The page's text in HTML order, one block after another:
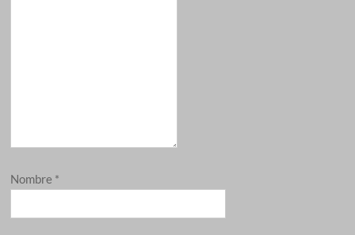
Nombre *